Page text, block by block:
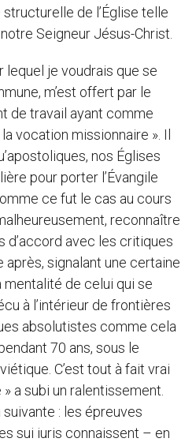
de l’Église telle
Seigneur Jésus-Christ.
lequel je voudrais que se
m’est offert par le
de travail ayant comme
vocation missionnaire ». Il
nos Églises
pour porter l’Évangile
ce fut le cas au cours
reconnaître
d’accord avec les critiques
signalant une certaine
de celui qui se
à l’intérieur de frontières
absolutistes comme cela
70 ans, sous le
C’est tout à fait vrai
» a subi un ralentissement.
: les épreuves
sui iuris connaissent – en